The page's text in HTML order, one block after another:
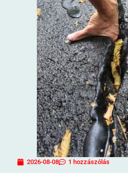
2026-08-08 1 hozzászólás